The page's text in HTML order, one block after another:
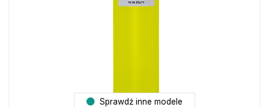
Sprawdź inne modele